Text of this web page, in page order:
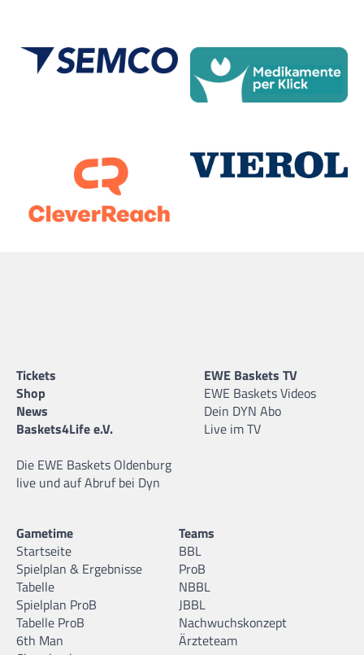
Tickets
Shop
News
Baskets4Life e.V.
Die EWE Baskets Oldenburg
live und auf Abruf bei Dyn
EWE Baskets TV
EWE Baskets Videos
Dein DYN Abo
Live im TV
Gametime
Startseite
Spielplan & Ergebnisse
Tabelle
Spielplan ProB
Tabelle ProB
6th Man
Teams
BBL
ProB
NBBL
JBBL
Nachwuchskonzept
Ärzteteam